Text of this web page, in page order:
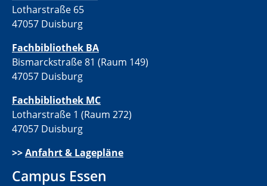
Lotharstraße 65
47057 Duisburg
Fachbibliothek BA
Bismarckstraße 81 (Raum 149)
47057 Duisburg
Fachbibliothek MC
Lotharstraße 1 (Raum 272)
47057 Duisburg
>>Anfahrt & Lagepläne
Campus Essen